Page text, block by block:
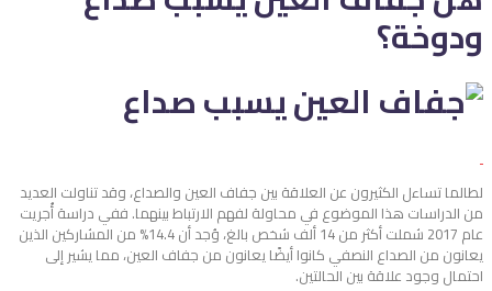
ودوخة؟
لطالما تساءل الكثيرون عن العلاقة بين جفاف العين والصداع، وقد تناولت العديد
من الدراسات هذا الموضوع في محاولة لفهم الارتباط بينهما. ففي دراسة أُجريت
عام 2017 شملت أكثر من 14 ألف شخص بالغ، وُجد أن 14.4% من المشاركين الذين
يعانون من الصداع النصفي كانوا أيضًا يعانون من جفاف العين، مما يشير إلى
احتمال وجود علاقة بين الحالتين.